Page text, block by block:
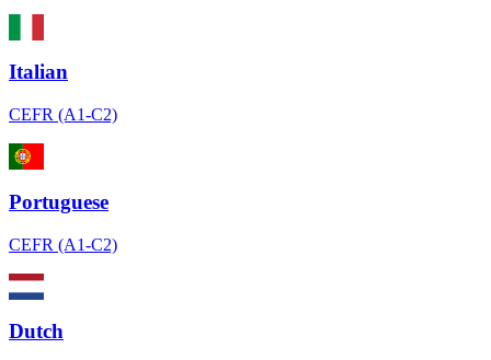
Italian
CEFR (A1-C2)
Portuguese
CEFR (A1-C2)
Dutch